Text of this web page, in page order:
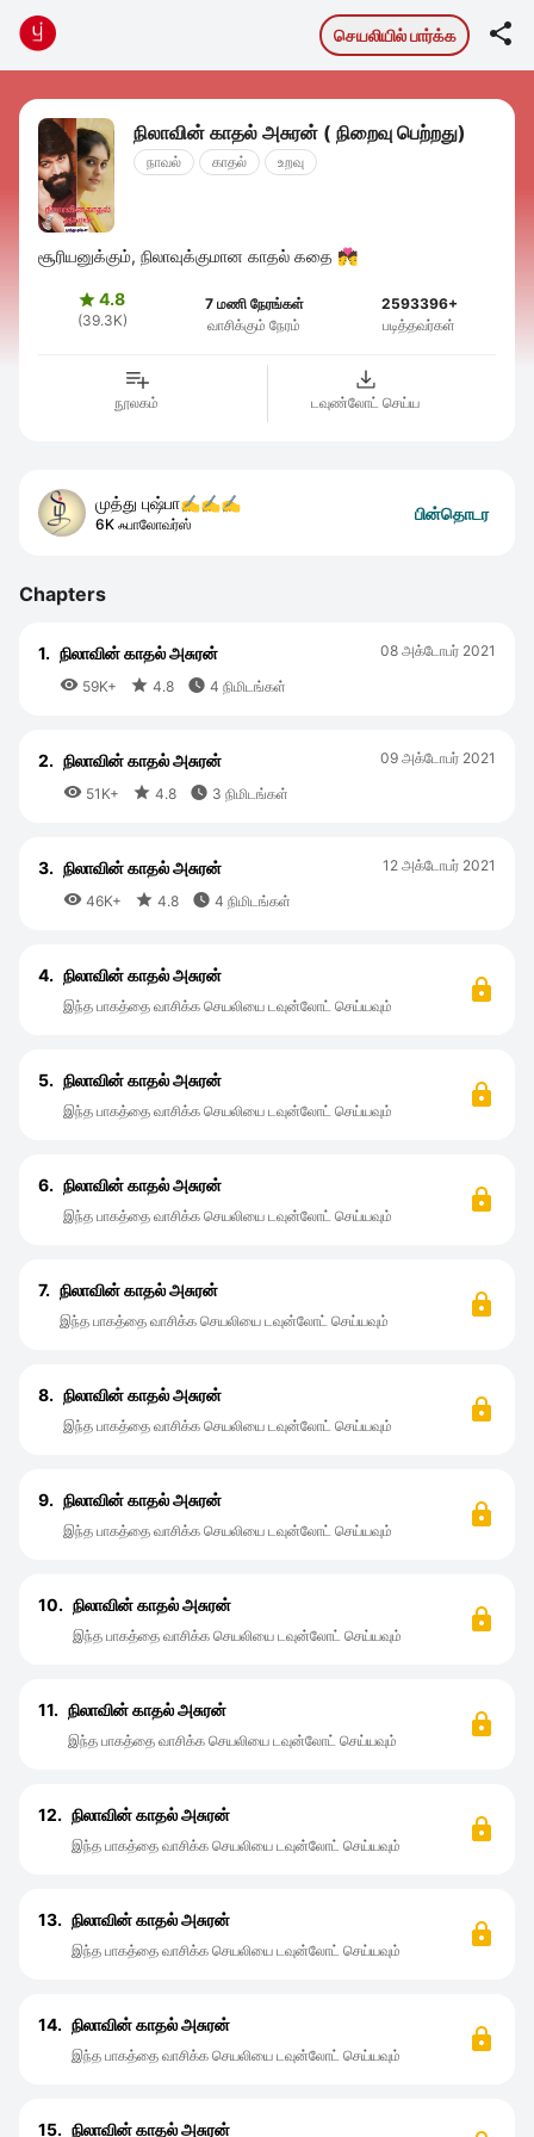
செயலியில் பார்க்க 
நிலாவின் காதல் அசுரன் ( நிறைவு பெற்றது)
நாவல் காதல் உறவு
சூரியனுக்கும், நிலாவுக்குமான காதல் கதை 💏
4.8
(39.3K)
7 மணி நேரங்கள்
வாசிக்கும் நேரம்
2593396+
படித்தவர்கள்
நூலகம் டவுண்லோட் செய்ய
முத்து புஷ்பா✍️✍️✍️
6K ஃபாலோவர்ஸ்
பின்தொடர
Chapters
1. நிலாவின் காதல் அசுரன்
 59K+  4.8  4 நிமிடங்கள்
08 அக்டோபர் 2021
2. நிலாவின் காதல் அசுரன்
 51K+  4.8  3 நிமிடங்கள்
09 அக்டோபர் 2021
3. நிலாவின் காதல் அசுரன்
 46K+  4.8  4 நிமிடங்கள்
12 அக்டோபர் 2021
4. நிலாவின் காதல் அசுரன்
இந்த பாகத்தை வாசிக்க செயலியை டவுன்லோட் செய்யவும்
5. நிலாவின் காதல் அசுரன்
இந்த பாகத்தை வாசிக்க செயலியை டவுன்லோட் செய்யவும்
6. நிலாவின் காதல் அசுரன்
இந்த பாகத்தை வாசிக்க செயலியை டவுன்லோட் செய்யவும்
7. நிலாவின் காதல் அசுரன்
இந்த பாகத்தை வாசிக்க செயலியை டவுன்லோட் செய்யவும்
8. நிலாவின் காதல் அசுரன்
இந்த பாகத்தை வாசிக்க செயலியை டவுன்லோட் செய்யவும்
9. நிலாவின் காதல் அசுரன்
இந்த பாகத்தை வாசிக்க செயலியை டவுன்லோட் செய்யவும்
10. நிலாவின் காதல் அசுரன்
இந்த பாகத்தை வாசிக்க செயலியை டவுன்லோட் செய்யவும்
11. நிலாவின் காதல் அசுரன்
இந்த பாகத்தை வாசிக்க செயலியை டவுன்லோட் செய்யவும்
12. நிலாவின் காதல் அசுரன்
இந்த பாகத்தை வாசிக்க செயலியை டவுன்லோட் செய்யவும்
13. நிலாவின் காதல் அசுரன்
இந்த பாகத்தை வாசிக்க செயலியை டவுன்லோட் செய்யவும்
14. நிலாவின் காதல் அசுரன்
இந்த பாகத்தை வாசிக்க செயலியை டவுன்லோட் செய்யவும்
15. நிலாவின் காதல் அசுரன்